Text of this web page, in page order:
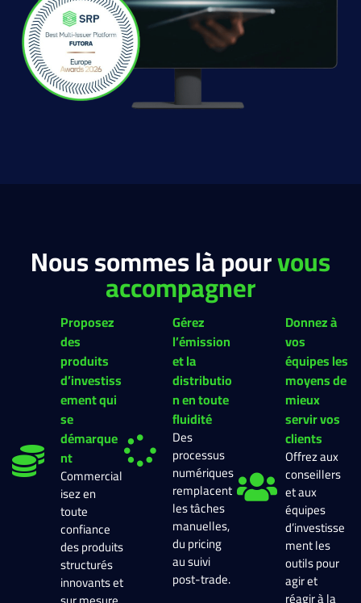
Nous sommes là pourvous
accompagner
Proposez
des
produits
d’investiss
ement qui
se
démarque
nt
Commercial
isez en
toute
confiance
des produits
structurés
innovants et
Gérez
l’émission
et la
distributio
n en toute
fluidité
Des
processus
numériques
remplacent
les tâches
manuelles,
du pricing
au suivi
post-trade.
Donnez à
vos
équipes les
moyens de
mieux
servir vos
clients
Offrez aux
conseillers
et aux
équipes
d’investisse
ment les
outils pour
agir et